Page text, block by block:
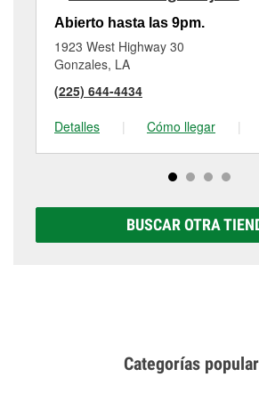
Abierto hasta las 9pm.
1923 West Highway 30
Gonzales, LA
(225) 644-4434
Detalles
| Cómo llegar |
BUSCAR OTRA
Categorías